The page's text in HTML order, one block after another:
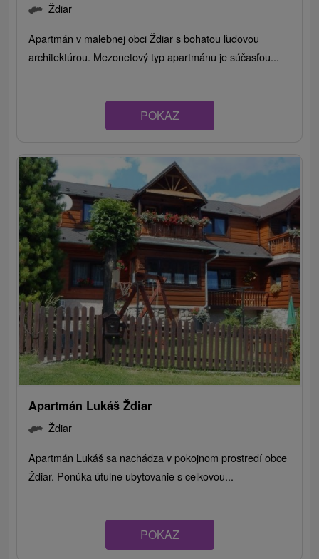
Ždiar
Apartmán v malebnej obci Ždiar s bohatou ľudovou
architektúrou. Mezonetový typ apartmánu je súčasťou...
POKAZ
Apartmán Lukáš Ždiar
Ždiar
Apartmán Lukáš sa nachádza v pokojnom prostredí obce
Ždiar. Ponúka útulne ubytovanie s celkovou...
POKAZ